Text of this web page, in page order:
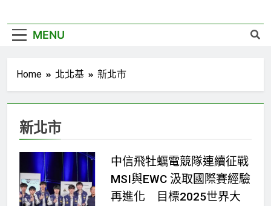
2025濱海搖滾音樂祭記者會隆重登場！豪華卡司強
MENU
Home 北北基 新北市
新北市
中信飛牡蠣電競隊連續征戰
MSI與EWC 汲取國際賽經驗
再進化 目標2025世界大